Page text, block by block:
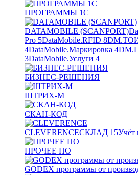
ПРОГРАММЫ 1С
DATAMOBILE (SCANPORT)
Pro 5DataMobile.RFID 8
4DataMobile.Маркировка 4
3DataMobile.Услуги 4
БИЗНЕС-РЕШЕНИЯ
ШТРИХ-М
СКАН-КОД
CLEVERENCEСКЛАД 15Учёт
ПРОЧЕЕ ПО
GODEX программы от